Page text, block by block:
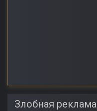
Злобная реклама